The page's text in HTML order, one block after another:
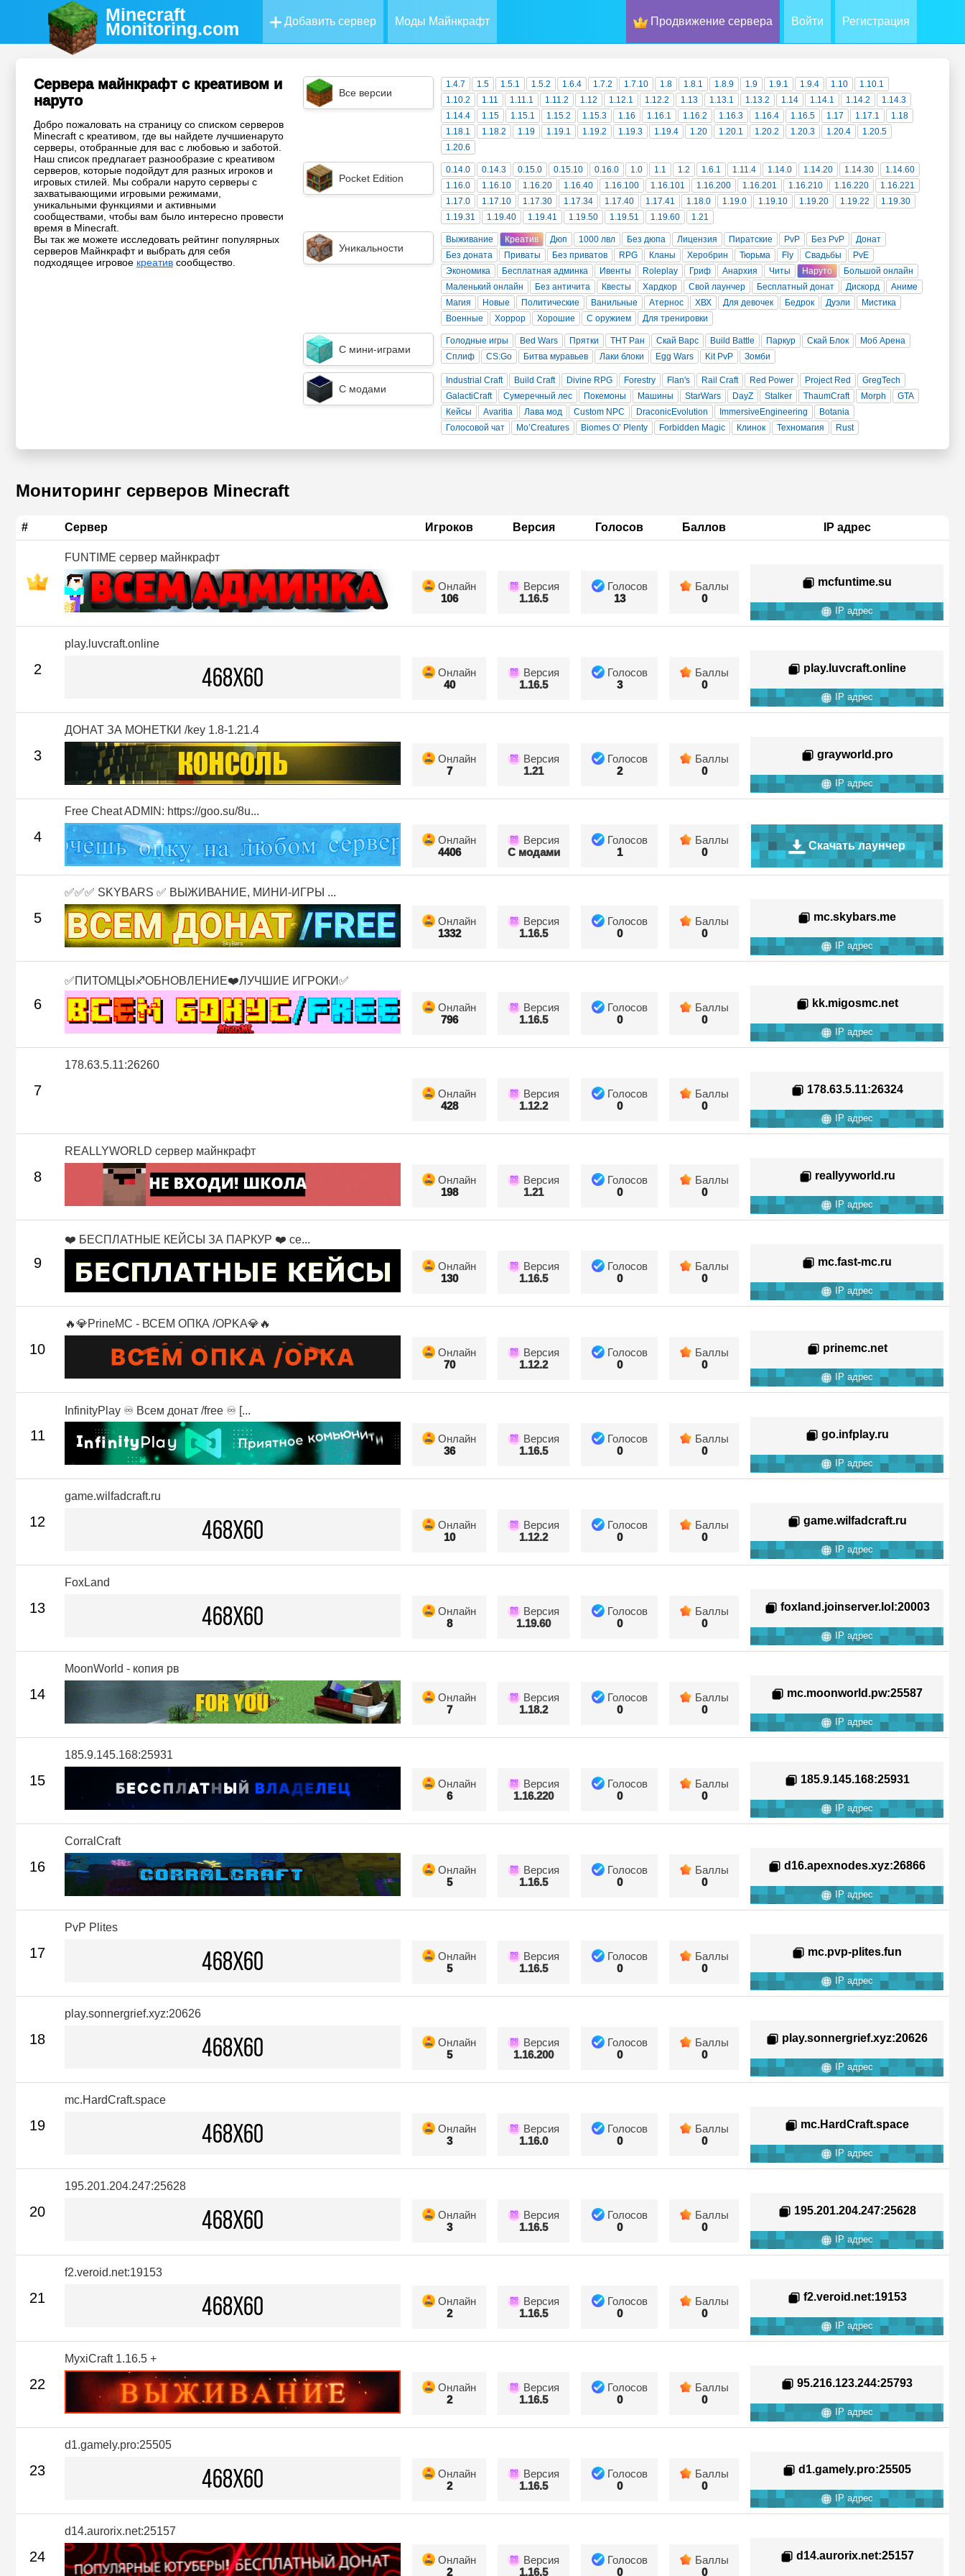
Minecraft
Monitoring.com Добавить сервер Моды Майнкрафт Продвижение сервера Войти Регистрация
Сервера майнкрафт с креативом и
наруто
Добро пожаловать на страницу со списком серверов
Minecraft с креативом, где вы найдете лучшиенаруто
серверы, отобранные для вас с любовью и заботой.
Наш список предлагает разнообразие с креативом
серверов, которые подойдут для разных игроков и
игровых стилей. Мы собрали наруто серверы с
захватывающими игровыми режимами,
уникальными функциями и активными
сообществами, чтобы вам было интересно провести
время в Minecraft.
Вы так же можете исследовать рейтинг популярных
серверов Майнкрафт и выбрать для себя
подходящее игровое креатив сообщество.
Все версии
1.4.7 1.5 1.5.1 1.5.2 1.6.4 1.7.2 1.7.10 1.8 1.8.1 1.8.9 1.9 1.9.1 1.9.4 1.10
1.10.1
1.10.2
1.11 1.11.1 1.11.2 1.12 1.12.1 1.12.2 1.13 1.13.1 1.13.2 1.14 1.14.1 1.14.2
1.14.3
1.14.4
1.15 1.15.1 1.15.2 1.15.3 1.16 1.16.1 1.16.2 1.16.3 1.16.4 1.16.5 1.17 1.17.1
1.18
1.18.1
1.18.2 1.19 1.19.1 1.19.2 1.19.3 1.19.4 1.20 1.20.1 1.20.2 1.20.3 1.20.4
1.20.5
1.20.6
Pocket Edition
0.14.0 0.14.3 0.15.0 0.15.10 0.16.0 1.0 1.1 1.2 1.6.1 1.11.4 1.14.0 1.14.20 1.14.30
1.14.60
1.16.0
1.16.10 1.16.20 1.16.40 1.16.100 1.16.101 1.16.200 1.16.201 1.16.210 1.16.220
1.16.221
1.17.0
1.17.10 1.17.30 1.17.34 1.17.40 1.17.41 1.18.0 1.19.0 1.19.10 1.19.20 1.19.22
1.19.30
1.19.31
1.19.40 1.19.41 1.19.50 1.19.51 1.19.60 1.21
Уникальности
Выживание Креатив Дюп 1000 лвл Без дюпа Лицензия Пиратские PvP Без PvP
Донат
Без доната
Приваты Без приватов RPG Кланы Херобрин Тюрьма Fly Свадьбы
PvE
Экономика
Бесплатная админка Ивенты Roleplay Гриф Анархия Читы Наруто
Большой онлайн
Маленький онлайн
Без античита Квесты Хардкор Свой лаунчер Бесплатный донат Дискорд
Аниме
Магия
Новые Политические Ванильные Атернос ХВХ Для девочек Бедрок Дуэли
Мистика
Военные
Хоррор Хорошие С оружием Для тренировки
С мини-играми
Голодные игры Bed Wars Прятки ТНТ Ран Скай Варс Build Battle Паркур Скай Блок
Моб Арена
Сплиф
CS:Go Битва муравьев Лаки блоки Egg Wars Kit PvP Зомби
С модами
Industrial Craft Build Craft Divine RPG Forestry Flan's Rail Craft Red Power Project Red
GregTech
GalactiCraft
Сумеречный лес Покемоны Машины StarWars DayZ Stalker ThaumCraft Morph
GTA
Кейсы
Avaritia Лава мод Custom NPC DraconicEvolution ImmersiveEngineering
Botania
Голосовой чат
Mo’Creatures Biomes O’ Plenty Forbidden Magic Клинок Техномагия Rust
Мониторинг серверов Minecraft
# Сервер Игроков Версия Голосов Баллов IP адрес
FUNTIME сервер майнкрафт
Онлайн
106
Версия
1.16.5
Голосов
13
Баллы
0
mcfuntime.su
IP адрес
2
play.luvcraft.online
Онлайн
40
Версия
1.16.5
Голосов
3
Баллы
0
play.luvcraft.online
IP адрес
3
ДОНАТ ЗА МОНЕТКИ /key 1.8-1.21.4
Онлайн
7
Версия
1.21
Голосов
2
Баллы
0
grayworld.pro
IP адрес
4
Free Cheat ADMIN: https://goo.su/8u...
Онлайн
4406
Версия
С модами
Голосов
1
Баллы
0
Скачать лаунчер
5
✅✅✅ SKYBARS ✅ ВЫЖИВАНИЕ, МИНИ-ИГРЫ ...
Онлайн
1332
Версия
1.16.5
Голосов
0
Баллы
0
mc.skybars.me
IP адрес
6
✅ПИТОМЦЫ♐ОБНОВЛЕНИЕ❤️ЛУЧШИЕ ИГРОКИ✅
Онлайн
796
Версия
1.16.5
Голосов
0
Баллы
0
kk.migosmc.net
IP адрес
7
178.63.5.11:26260
Онлайн
428
Версия
1.12.2
Голосов
0
Баллы
0
178.63.5.11:26324
IP адрес
8
REALLYWORLD сервер майнкрафт
Онлайн
198
Версия
1.21
Голосов
0
Баллы
0
reallyyworld.ru
IP адрес
9
❤️ БЕСПЛАТНЫЕ КЕЙСЫ ЗА ПАРКУР ❤️ се...
Онлайн
130
Версия
1.16.5
Голосов
0
Баллы
0
mc.fast-mc.ru
IP адрес
10
🔥💎PrineMC - ВСЕМ ОПКА /OPKA💎🔥
Онлайн
70
Версия
1.12.2
Голосов
0
Баллы
0
prinemc.net
IP адрес
11
InfinityPlay ♾ Всем донат /free ♾ [...
Онлайн
36
Версия
1.16.5
Голосов
0
Баллы
0
go.infplay.ru
IP адрес
12
game.wilfadcraft.ru
Онлайн
10
Версия
1.12.2
Голосов
0
Баллы
0
game.wilfadcraft.ru
IP адрес
13
FoxLand
Онлайн
8
Версия
1.19.60
Голосов
0
Баллы
0
foxland.joinserver.lol :20003
IP адрес
14
MoonWorld - копия рв
Онлайн
7
Версия
1.18.2
Голосов
0
Баллы
0
mc.moonworld.pw:25587
IP адрес
15
185.9.145.168:25931
Онлайн
6
Версия
1.16.220
Голосов
0
Баллы
0
185.9.145.168:25931
IP адрес
16
CorralCraft
Онлайн
5
Версия
1.16.5
Голосов
0
Баллы
0
d16.apexnodes.xyz:26866
IP адрес
17
PvP Plites
Онлайн
5
Версия
1.16.5
Голосов
0
Баллы
0
mc.pvp-plites.fun
IP адрес
18
play.sonnergrief.xyz:20626
Онлайн
5
Версия
1.16.200
Голосов
0
Баллы
0
play.sonnergrief.xyz:20626
IP адрес
19
mc.HardCraft.space
Онлайн
3
Версия
1.16.0
Голосов
0
Баллы
0
mc.HardCraft.space
IP адрес
20
195.201.204.247:25628
Онлайн
3
Версия
1.16.5
Голосов
0
Баллы
0
195.201.204.247:25628
IP адрес
21
f2.veroid.net:19153
Онлайн
2
Версия
1.16.5
Голосов
0
Баллы
0
f2.veroid.net:19153
IP адрес
22
MyxiCraft 1.16.5 +
Онлайн
2
Версия
1.16.5
Голосов
0
Баллы
0
95.216.123.244:25793
IP адрес
23
d1.gamely.pro:25505
Онлайн
2
Версия
1.16.5
Голосов
0
Баллы
0
d1.gamely.pro:25505
IP адрес
24
d14.aurorix.net:25157
Онлайн
2
Версия
1.16.5
Голосов
0
Баллы
0
d14.aurorix.net:25157